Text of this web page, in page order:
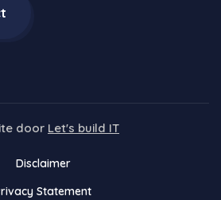
door Let's build IT
Disclaimer
Statement